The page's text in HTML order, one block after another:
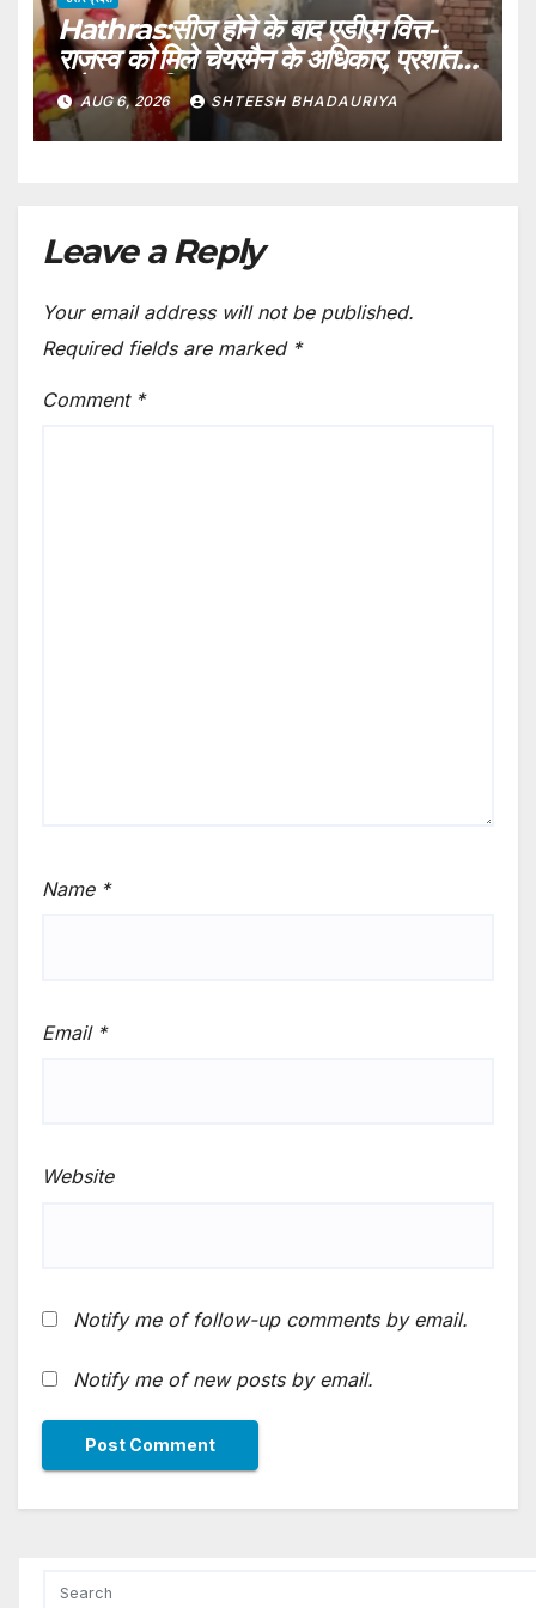
Hathras:सीज होने के बाद एडीएम वित्त-
राजस्व को मिले चेयरमैन के अधिकार, प्रशांत
बने नगर पालिका हाथरस प्रशासक – Adm
Finance-revenue Gets The
Powers Of Hathras Municipal
AUG 6, 2026 SHTEESH BHADAURIYA
Leave a Reply
Your email address will not be published.
Required fields are marked *
Comment *
Name *
Email *
Website
Notify me of follow-up comments by email.
Notify me of new posts by email.